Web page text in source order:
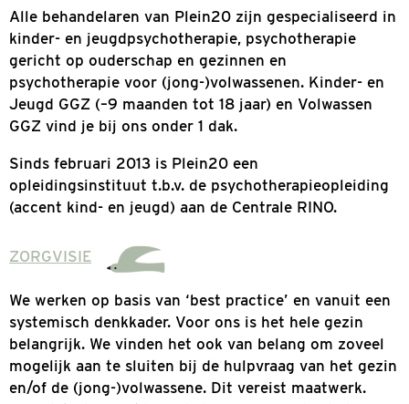
Plein20 is een samenwerkingsverband
Maatschap Plein20, Psychotherapie
Peerdeman Psychotherapie, Psychotherapie
en Praktijk Pannevis.
Alle behandelaren van Plein20 zijn
kinder- en jeugdpsychotherapie,
gericht op ouderschap en gezinnen en
psychotherapie voor (jong-)volwassenen.
GGZ vind je bij ons onder 1 dak.
Sinds februari 2013 is Plein20 een
opleidingsinstituut t.b.v. de
(accent kind- en jeugd) aan de Centrale RINO.